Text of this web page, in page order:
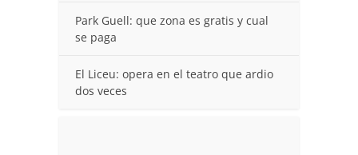
Park Guell: que zona es gratis y cual
se paga
El Liceu: opera en el teatro que ardio
dos veces